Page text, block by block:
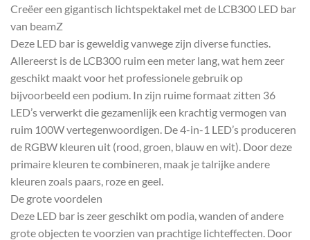
Creëer een gigantisch lichtspektakel met de LCB300 LED bar
van beamZ
Deze LED bar is geweldig vanwege zijn diverse functies.
Allereerst is de LCB300 ruim een meter lang, wat hem zeer
geschikt maakt voor het professionele gebruik op
bijvoorbeeld een podium. In zijn ruime formaat zitten 36
LED’s verwerkt die gezamenlijk een krachtig vermogen van
ruim 100W vertegenwoordigen. De 4-in-1 LED’s produceren
de RGBW kleuren uit (rood, groen, blauw en wit). Door deze
primaire kleuren te combineren, maak je talrijke andere
kleuren zoals paars, roze en geel.
De grote voordelen
Deze LED bar is zeer geschikt om podia, wanden of andere
grote objecten te voorzien van prachtige lichteffecten. Door